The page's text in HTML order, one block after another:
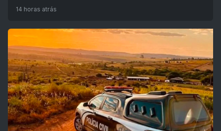
14 horas atrás